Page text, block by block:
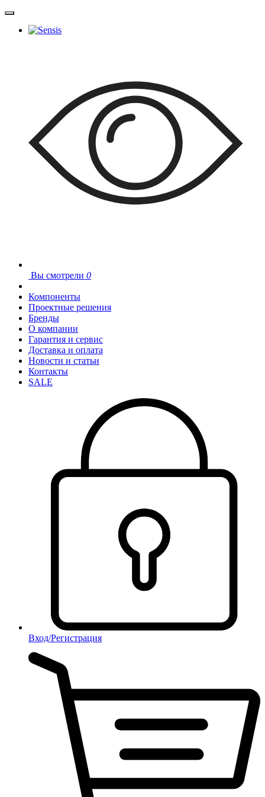
Вы смотрели 0
Компоненты
Проектные решения
Бренды
О компании
Гарантия и сервис
Доставка и оплата
Новости и статьи
Контакты
SALE
Вход/Регистрация